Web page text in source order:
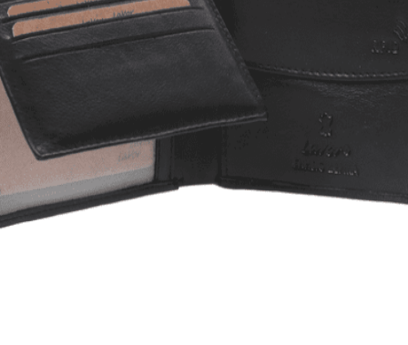
Quick View
Εξαντλημένο